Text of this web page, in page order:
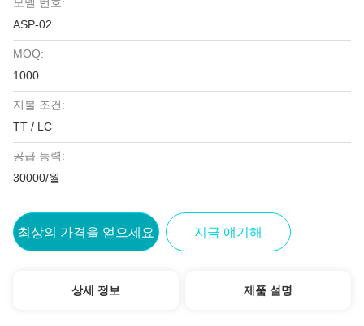
ASP-02
MOQ:
1000
지불 조건:
TT / LC
공급 능력:
30000/월
최상의 가격을 얻으세요 지금 얘기해
상세 정보 제품 설명